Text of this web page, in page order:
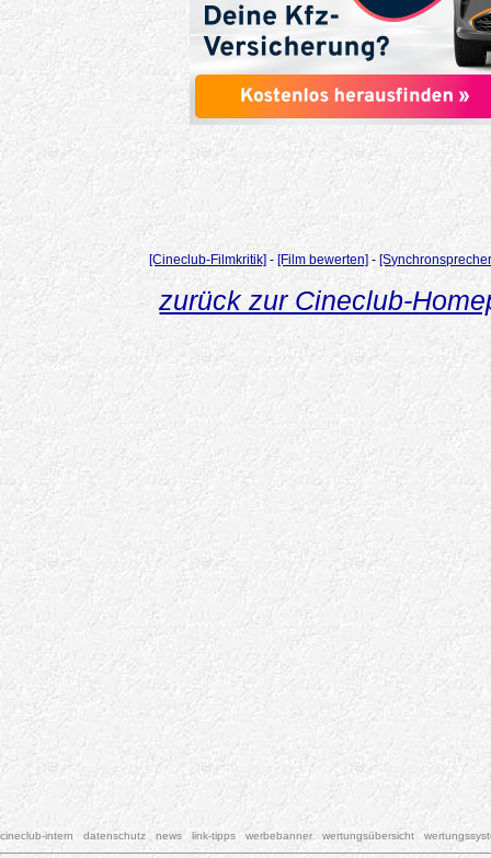
[Cineclub-Filmkritik] - [Film bewerten]-
zurück zur Cineclub-
cineclub-intern datenschutz news link-tipps werbebanner wertungsübersicht